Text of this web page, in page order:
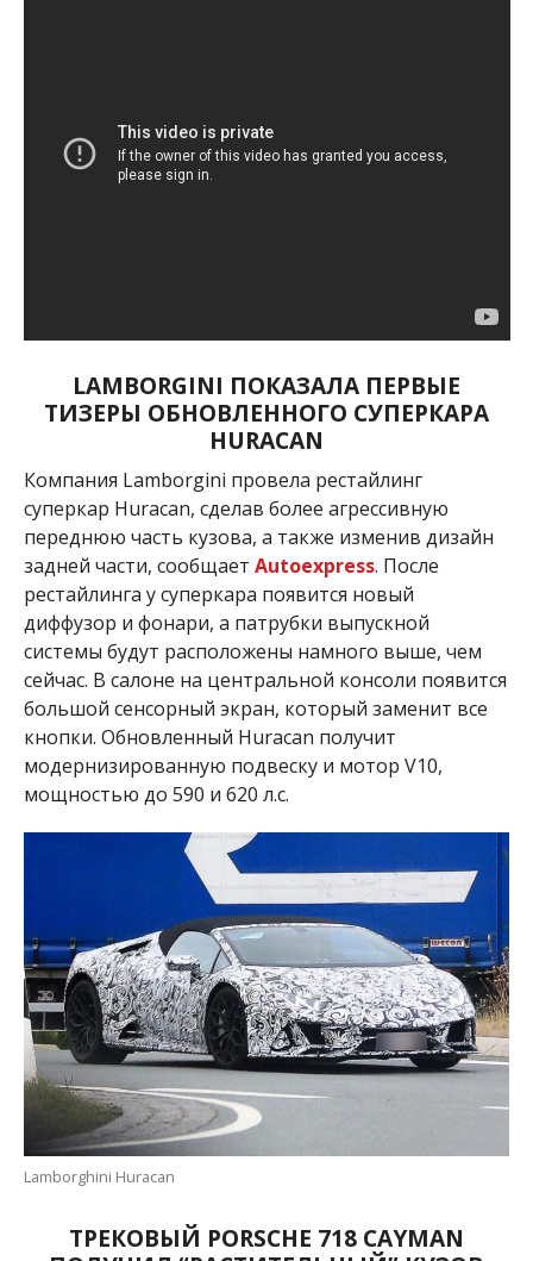
LAMBORGINI ПОКАЗАЛА ПЕРВЫЕ
ТИЗЕРЫ ОБНОВЛЕННОГО СУПЕРКАРА
HURACAN
Компания Lаmborgini провела рестайлинг
суперкар Huracan, сделав более агрессивную
переднюю часть кузова, а также изменив дизайн
задней части, сообщает Autoexpress. После
рестайлинга у суперкара появится новый
диффузор и фонари, а патрубки выпускной
системы будут расположены намного выше, чем
сейчас. В салоне на центральной консоли появится
большой сенсорный экран, который заменит все
кнопки. Обновленный Huracan получит
модернизированную подвеску и мотор V10,
мощностью до 590 и 620 л.с.
Lamborghini Huracan
ТРЕКОВЫЙ PORSCHE 718 CAYMAN